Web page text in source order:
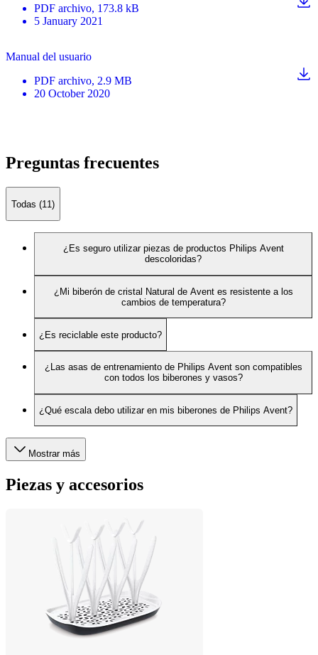
PDF archivo, 173.8 kB
5 January 2021
Manual del usuario
PDF archivo, 2.9 MB
20 October 2020
Preguntas frecuentes
Todas (11)
¿Es seguro utilizar piezas de productos Philips Avent
descoloridas?
¿Mi biberón de cristal Natural de Avent es resistente a los
cambios de temperatura?
¿Es reciclable este producto?
¿Las asas de entrenamiento de Philips Avent son compatibles
con todos los biberones y vasos?
¿Qué escala debo utilizar en mis biberones de Philips Avent?
Mostrar más
Piezas y accesorios